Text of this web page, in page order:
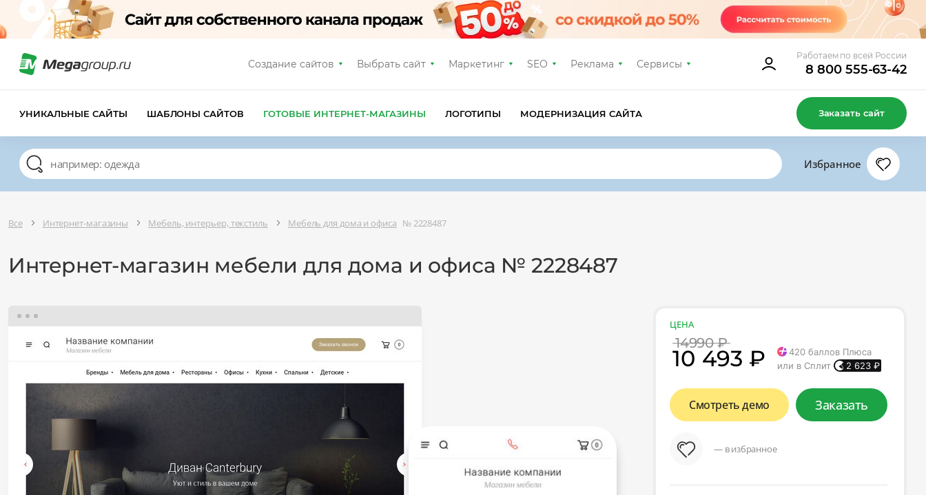
Создание сайтов Выбрать сайт Маркетинг SEO Реклама Сервисы
Работаем по всей России
8 800 555-63-42
УНИКАЛЬНЫЕ САЙТЫ ШАБЛОНЫ САЙТОВ ГОТОВЫЕ ИНТЕРНЕТ-МАГАЗИНЫ ЛОГОТИПЫ МОДЕРНИЗАЦИЯ САЙТА Заказать сайт
Избранное
Все Интернет-магазины Мебель, интерьер, текстиль Мебель для дома и офиса № 2228487
Интернет-магазин мебели для дома и офиса № 2228487
ЦЕНА
14990 ₽
10 493 ₽ 420баллов Плюса
или в Сплит
2 623₽
Смотреть демо Заказать
— в избранное